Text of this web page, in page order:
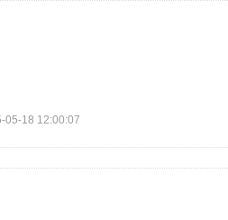
05-18 12:00:07